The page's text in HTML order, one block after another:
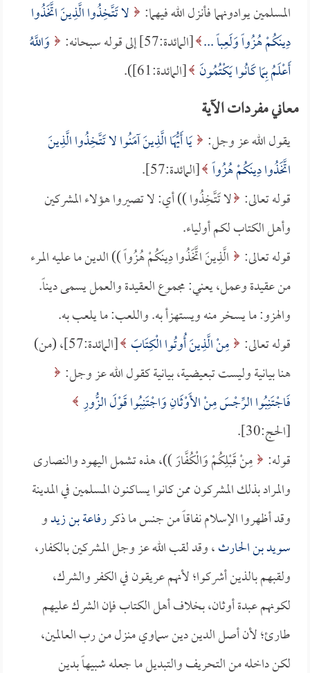
المسلمين يوادونهما فأنزل الله فيهما:
لا تَتَّخِذُوا الَّذِينَ اتَّخَذُوا
دِينَكُمْ هُزُواً وَلَعِباً ... [المائدة:57] إلى قوله سبحانه:
وَاللَّهُ
أَعْلَمُ بِمَا كَانُوا يَكْتُمُونَ [المائدة:61]).
معاني مفردات الآية
يقول الله عز وجل: يَا أَيُّهَا الَّذِينَ آمَنُوا لا تَتَّخِذُوا الَّذِينَ
اتَّخَذُوا دِينَكُمْ هُزُواً [المائدة:57].
قوله تعالى: لا تَتَّخِذُوا )) أي: لا تصيروا هؤلاء المشركين
وأهل الكتاب لكم أولياء.
قوله تعالى:
الَّذِينَ اتَّخَذُوا دِينَكُمْ هُزُواً )) الدين ما عليه المرء
من عقيدة وعمل، يعني: مجموع العقيدة والعمل يسمى ديناً.
والهزو: ما يسخر منه ويستهزأ به. واللعب: ما يلعب به.
قوله تعالى: مِنْ الَّذِينَ أُوتُوا الْكِتَابَ
[المائدة:57]، (من)
هنا بيانية وليست تبعيضية، بيانية كقول الله عز وجل:
فَاجْتَنِبُوا الرِّجْسَ مِنْ الأَوْثَانِ وَاجْتَنِبُوا قَوْلَ الزُّورِ
[الحج:30].
قوله: مِنْ قَبْلِكُمْ وَالْكُفَّارَ ))، هذه تشمل اليهود والنصارى
والمراد بذلك المشركون ممن كانوا يساكنون المسلمين في المدينة
وقد أظهروا الإسلام نفاقاً من جنس ما ذكررفاعة بن زيدو
سويد بن الحارث، وقد لقب الله عز وجل المشركين بالكفار،
ولقبهم بالذين أشركوا؛ لأنهم عريقون في الكفر والشرك،
لكونهم عبدة أوثان، بخلاف أهل الكتاب فإن الشرك عليهم
طارئ؛ لأن أصل الدين دين سماوي منزل من رب العالمين،
لكن داخله من التحريف والتبديل ما جعله شبيهاً بدين